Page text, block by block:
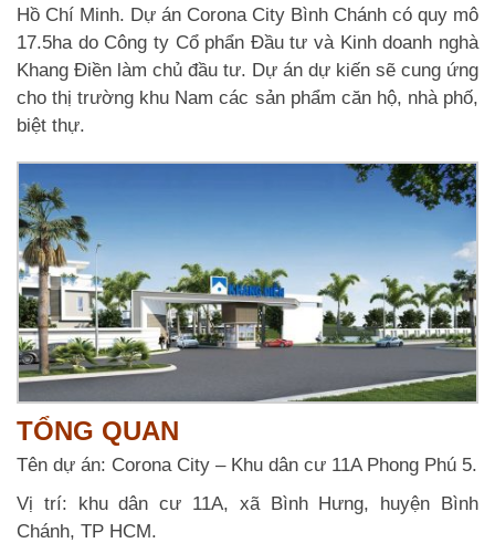
Hồ Chí Minh. Dự án Corona City Bình Chánh có quy mô
17.5ha do Công ty Cổ phẩn Đầu tư và Kinh doanh nghà
Khang Điền làm chủ đầu tư. Dự án dự kiến sẽ cung ứng
cho thị trường khu Nam các sản phẩm căn hộ, nhà phố,
biệt thự.
TỔNG QUAN
Tên dự án: Corona City – Khu dân cư 11A Phong Phú 5.
Vị trí: khu dân cư 11A, xã Bình Hưng, huyện Bình
Chánh, TP HCM.